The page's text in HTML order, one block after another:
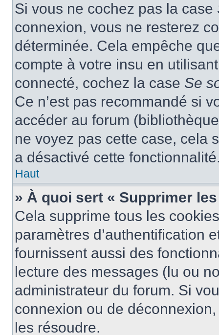
Si vous ne cochez pas la case
connexion, vous ne resterez
déterminée. Cela empêche
compte à votre insu en
connecté, cochez la case Se
Ce n’est pas recommandé si
accéder au forum
ne voyez pas cette case, cela
a désactivé cette
Haut
» À quoi sert « Supprimer
Cela supprime tous les
paramètres d’authentification
fournissent aussi des
lecture des messages (lu ou
administrateur du forum. Si
connexion ou de
les résoudre.